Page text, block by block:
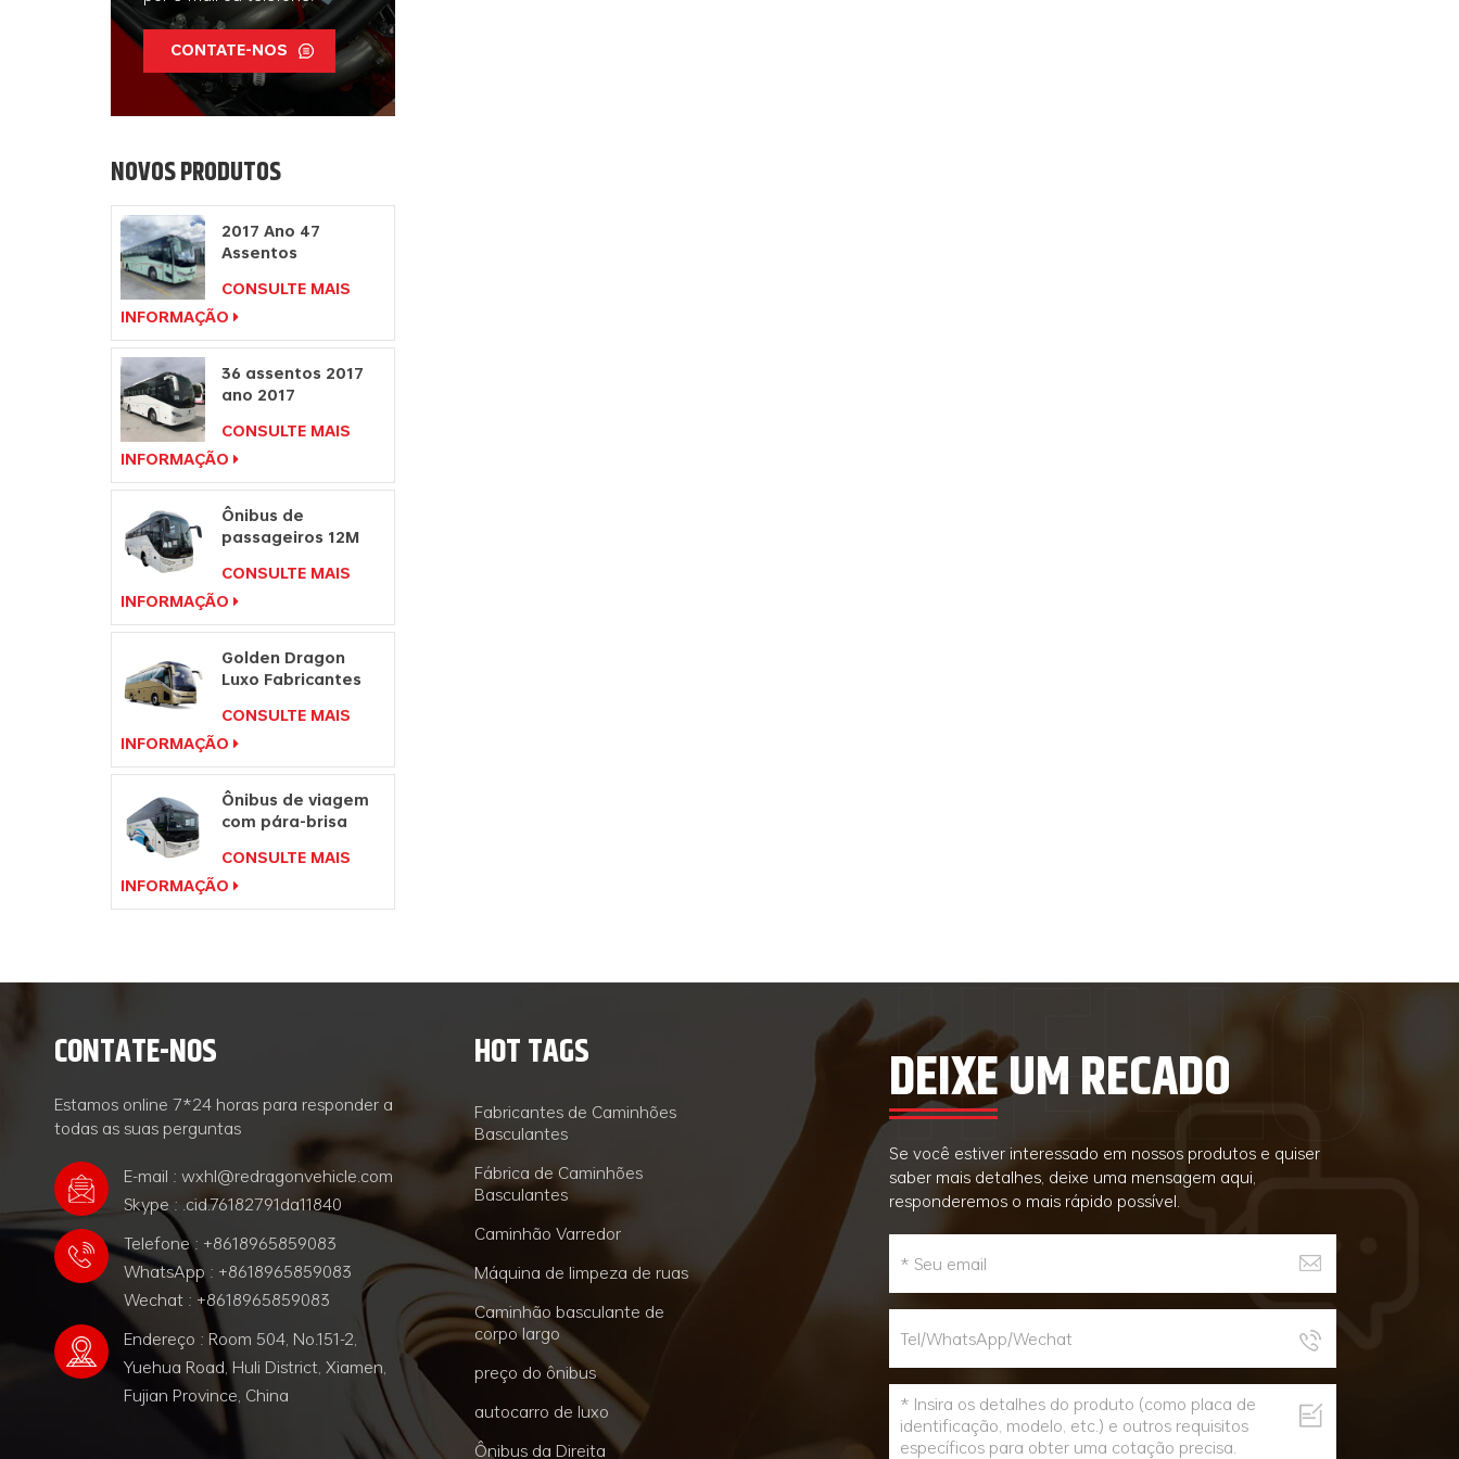
CONTATE-NOS
NOVOS PRODUTOS
2017 Ano 47
Assentos
Ônibus à Direita
Motor Diesel
CONSULTE MAIS
INFORMAÇÃO
36 assentos 2017
ano 2017
ônibus de
passageiros com
volante à direita
CONSULTE MAIS
INFORMAÇÃO
Ônibus de
passageiros 12M
de ônibus
Fabricantes de
ônibus de viagem
CONSULTE MAIS
INFORMAÇÃO
Golden Dragon
Luxo Fabricantes
Ônibus de Viagem
CONSULTE MAIS
INFORMAÇÃO
Ônibus de viagem
com pára-brisa
ônibus de 49
lugares para venda
CONSULTE MAIS
INFORMAÇÃO
CONTATE-NOS
Estamos online 7*24 horas para responder a
todas as suas perguntas
E-mail : wxhl@redragonvehicle.com
Skype : .cid.76182791da11840
Telefone : +8618965859083
WhatsApp : +8618965859083
Wechat : +8618965859083
Endereço : Room 504, No.151-2,
Yuehua Road, Huli District, Xiamen,
Fujian Province, China
HOT TAGS
Fabricantes de Caminhões
Basculantes
Fábrica de Caminhões
Basculantes
Caminhão Varredor
Máquina de limpeza de ruas
Caminhão basculante de
corpo largo
preço do ônibus
autocarro de luxo
Ônibus da Direita
DEIXE UM RECADO
Se você estiver interessado em nossos produtos e quiser
saber mais detalhes, deixe uma mensagem aqui,
responderemos o mais rápido possível.